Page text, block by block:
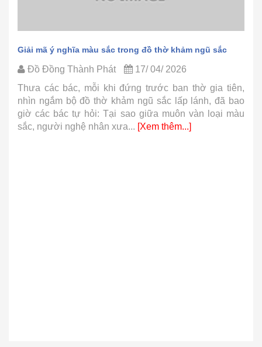
Giải mã ý nghĩa màu sắc trong đồ thờ khảm ngũ sắc
Đồ Đồng Thành Phát
17/ 04/ 2026
Thưa các bác, mỗi khi đứng trước ban thờ gia tiên,
nhìn ngắm bộ đồ thờ khảm ngũ sắc lấp lánh, đã bao
giờ các bác tự hỏi: Tại sao giữa muôn vàn loại màu
sắc, người nghệ nhân xưa... [Xem thêm...]